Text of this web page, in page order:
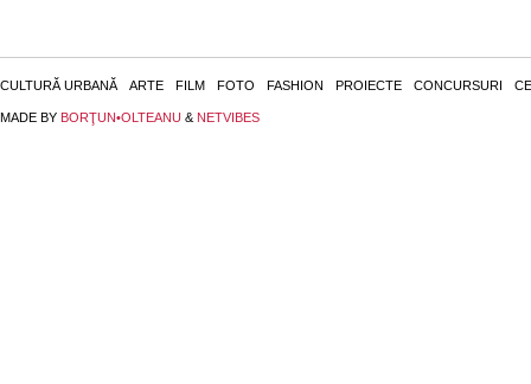
CULTURĂ URBANĂ ARTE FILM FOTO FASHION PROIECTE CONCURSURI
MADE BY BORŢUN•OLTEANU & NETVIBES